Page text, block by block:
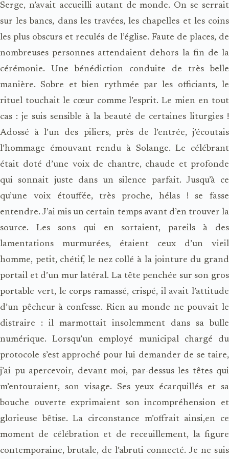
Serge, n’avait accueilli autant de monde. On se serrait
sur les bancs, dans les travées, les chapelles et les coins
les plus obscurs et reculés de l’église. Faute de places, de
nombreuses personnes attendaient dehors la fin de la
cérémonie. Une bénédiction conduite de très belle
manière. Sobre et bien rythmée par les officiants, le
rituel touchait le cœur comme l’esprit. Le mien en tout
cas : je suis sensible à la beauté de certaines liturgies !
Adossé à l’un des piliers, près de l’entrée, j’écoutais
l’hommage émouvant rendu à Solange. Le célébrant
était doté d’une voix de chantre, chaude et profonde
qui sonnait juste dans un silence parfait. Jusqu’à ce
qu’une voix étouffée, très proche, hélas ! se fasse
entendre. J’ai mis un certain temps avant d’en trouver la
source. Les sons qui en sortaient, pareils à des
lamentations murmurées, étaient ceux d’un vieil
homme, petit, chétif, le nez collé à la jointure du grand
portail et d’un mur latéral. La tête penchée sur son gros
portable vert, le corps ramassé, crispé, il avait l’attitude
d’un pêcheur à confesse. Rien au monde ne pouvait le
distraire : il marmottait insolemment dans sa bulle
numérique. Lorsqu’un employé municipal chargé du
protocole s’est approché pour lui demander de se taire,
j’ai pu apercevoir, devant moi, par-dessus les têtes qui
m’entouraient, son visage. Ses yeux écarquillés et sa
bouche ouverte exprimaient son incompréhension et
glorieuse bêtise. La circonstance m’offrait ainsi,en ce
moment de célébration et de receuillement, la figure
contemporaine, brutale, de l’abruti connecté. Je ne suis